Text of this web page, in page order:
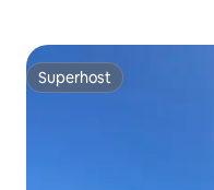
Superhost
Superhost